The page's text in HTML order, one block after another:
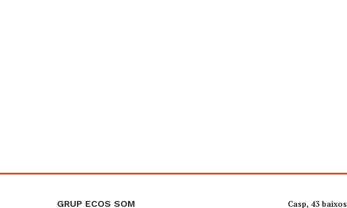
GRUP ECOS SOM Casp, 43 baixos